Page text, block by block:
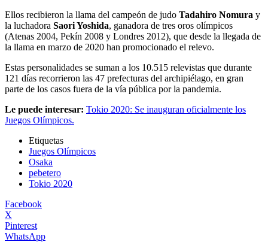
Ellos recibieron la llama del campeón de judo Tadahiro Nomura y
la luchadora Saori Yoshida, ganadora de tres oros olímpicos
(Atenas 2004, Pekín 2008 y Londres 2012), que desde la llegada de
la llama en marzo de 2020 han promocionado el relevo.
Estas personalidades se suman a los 10.515 relevistas que durante
121 días recorrieron las 47 prefecturas del archipiélago, en gran
parte de los casos fuera de la vía pública por la pandemia.
Le puede interesar: Tokio 2020: Se inauguran oficialmente los
Juegos Olímpicos.
Etiquetas
Juegos Olímpicos
Osaka
pebetero
Tokio 2020
Facebook
X
Pinterest
WhatsApp